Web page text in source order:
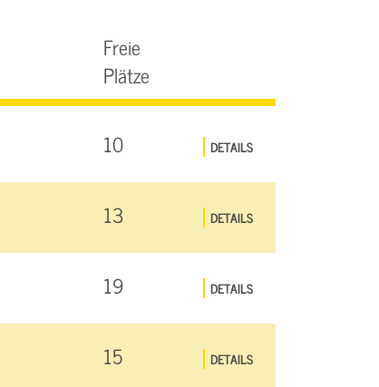
Freie
Plätze
10 DETAILS
13 DETAILS
19 DETAILS
15 DETAILS